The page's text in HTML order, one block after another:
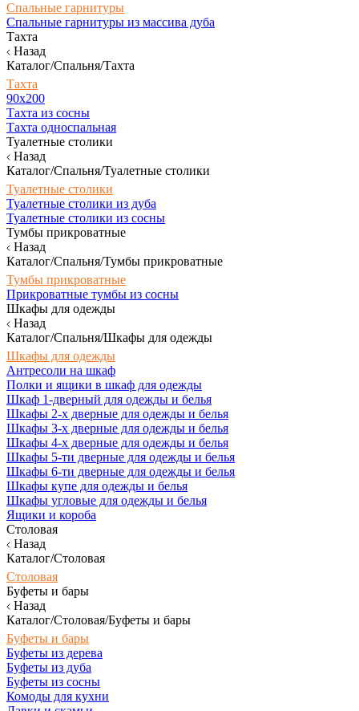
Спальные гарнитуры
Спальные гарнитуры из массива дуба
Тахта
Назад
Каталог/Спальня/Тахта
Тахта
90х200
Тахта из сосны
Тахта односпальная
Туалетные столики
Назад
Каталог/Спальня/Туалетные столики
Туалетные столики
Туалетные столики из дуба
Туалетные столики из сосны
Тумбы прикроватные
Назад
Каталог/Спальня/Тумбы прикроватные
Тумбы прикроватные
Прикроватные тумбы из сосны
Шкафы для одежды
Назад
Каталог/Спальня/Шкафы для одежды
Шкафы для одежды
Антресоли на шкаф
Полки и ящики в шкаф для одежды
Шкаф 1-дверный для одежды и белья
Шкафы 2-х дверные для одежды и белья
Шкафы 3-х дверные для одежды и белья
Шкафы 4-х дверные для одежды и белья
Шкафы 5-ти дверные для одежды и белья
Шкафы 6-ти дверные для одежды и белья
Шкафы купе для одежды и белья
Шкафы угловые для одежды и белья
Ящики и короба
Столовая
Назад
Каталог/Столовая
Столовая
Буфеты и бары
Назад
Каталог/Столовая/Буфеты и бары
Буфеты и бары
Буфеты из дерева
Буфеты из дуба
Буфеты из сосны
Комоды для кухни